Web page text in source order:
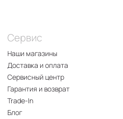
Сервис
Наши магазины
Доставка и оплата
Сервисный центр
Гарантия и возврат
Trade-In
Блог